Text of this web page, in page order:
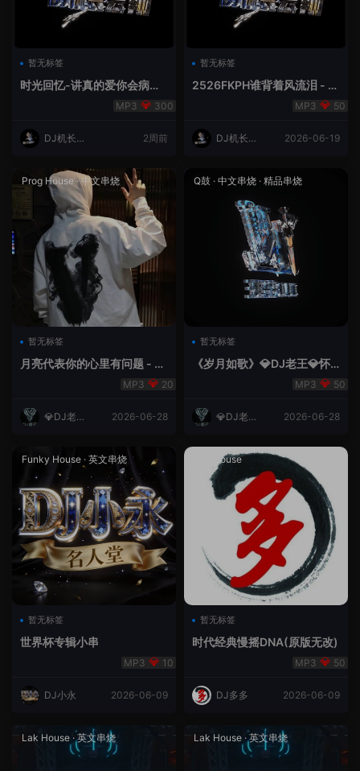
暂无标签
时光回忆-讲真的爱你会病变
300
DJ机长云
2周前
暂无标签
2526FKPH谁背着风流泪 - D
50
DJ机长云
2026-06-19
Prog House ·中文串烧
暂无标签
月亮代表你的心里有问题 - 小
20
💎DJ老王
2026-06-28
Q鼓 · 中文串烧 · 精品串烧
暂无标签
《岁月如歌》💎DJ老王💎怀
50
💎DJ老王
2026-06-28
Funky House · 英文串烧
暂无标签
世界杯专辑小串
10
DJ小永 2026-06-09
成都House
暂无标签
时代经典慢摇DNA(原版无改)
50
DJ多多 2026-06-09
Lak House ·英文串烧 Lak House ·英文串烧